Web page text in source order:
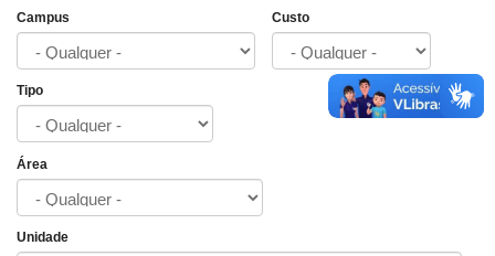
Campus Custo
Tipo
Área
Unidade